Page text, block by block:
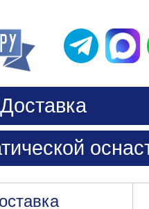
Доставка